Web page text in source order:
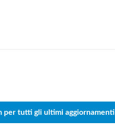
per tutti gli ultimi aggiornamenti